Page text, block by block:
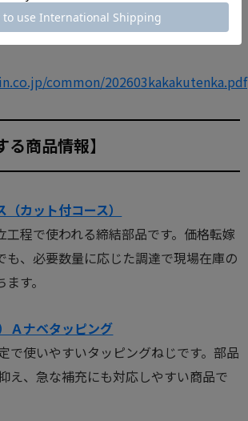
、コスト上昇局面の備えになります。
common/202603kakakutenka.pdf
る商品情報】
カット付コース）
工程で使われる締結部品です。価格転嫁
も、必要数量に応じた調達で現場在庫の
す。
Ａナベタッピング
で使いやすいタッピングねじです。部品
え、急な補充にも対応しやすい商品で